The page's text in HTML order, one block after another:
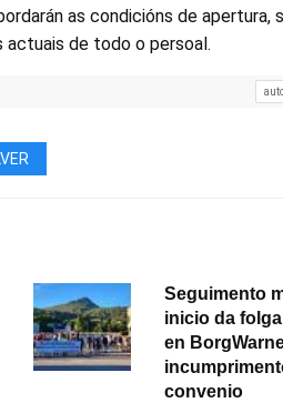
as condicións de apertura,
actuais de todo o persoal.
Seguimento
inicio da
en
convenio